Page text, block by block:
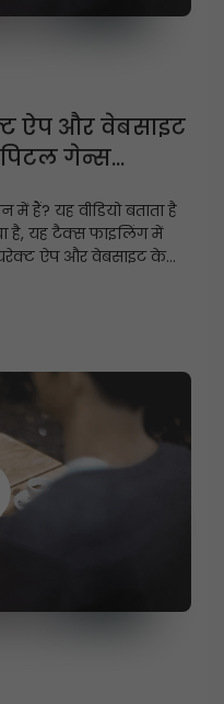
ऐप और वेबसाइट
गेन्स
हैं? यह वीडियो बताता है
है, यह टैक्स फाइलिंग में
ऐप और वेबसाइट के
और अपने निवेश पर नज़र